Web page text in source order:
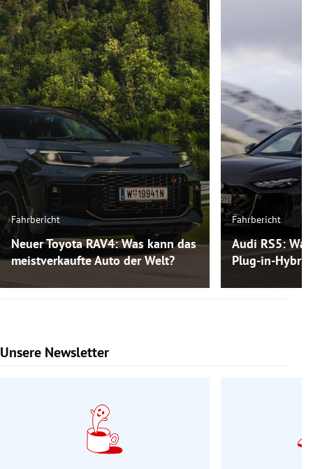
Fahrbericht
Neuer Toyota RAV4: Was kann das
meistverkaufte Auto der Welt?
Fahrbericht
Audi RS5:
Plug-in-
Unsere Newsletter
Slide 1 von 9